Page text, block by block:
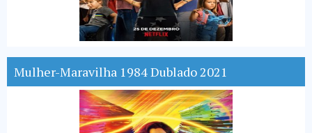
Mulher-Maravilha 1984 Dublado 2021